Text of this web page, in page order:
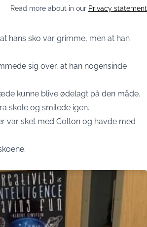
Read more about in our Privacy statement
hans sko var grimme, men at han
sig over, at han nogensinde
kunne blive ødelagt på den måde.
skole og smilede igen.
var sket med Colton og havde med